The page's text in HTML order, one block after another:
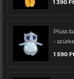
1 390 Ft
Plüss
- szürke
1 590